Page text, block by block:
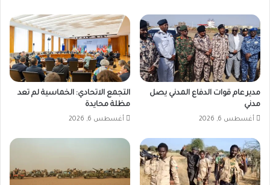
مدير عام قوات الدفاع المدني يصل
مدني
أغسطس 6, 2026
التجمع الاتحادي: الخماسية لم تعد
مظلة محايدة
أغسطس 6, 2026